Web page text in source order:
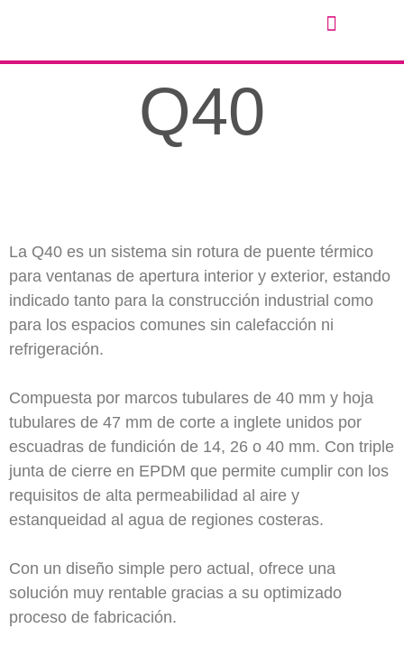
Q40
La Q40 es un sistema sin rotura de puente térmico
para ventanas de apertura interior y exterior, estando
indicado tanto para la construcción industrial como
para los espacios comunes sin calefacción ni
refrigeración.
Compuesta por marcos tubulares de 40 mm y hoja
tubulares de 47 mm de corte a inglete unidos por
escuadras de fundición de 14, 26 o 40 mm. Con triple
junta de cierre en EPDM que permite cumplir con los
requisitos de alta permeabilidad al aire y
estanqueidad al agua de regiones costeras.
Con un diseño simple pero actual, ofrece una
solución muy rentable gracias a su optimizado
proceso de fabricación.